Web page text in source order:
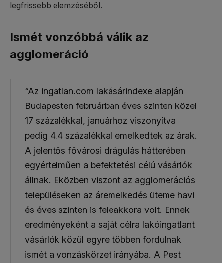
legfrissebb elemzéséből.
Ismét vonzóbbá válik az
agglomeráció
“Az ingatlan.com lakásárindexe alapján
Budapesten februárban éves szinten közel
17 százalékkal, januárhoz viszonyítva
pedig 4,4 százalékkal emelkedtek az árak.
A jelentős fővárosi drágulás hátterében
egyértelműen a befektetési célú vásárlók
állnak. Eközben viszont az agglomerációs
településeken az áremelkedés üteme havi
és éves szinten is feleakkora volt. Ennek
eredményeként a saját célra lakóingatlant
vásárlók közül egyre többen fordulnak
ismét a vonzáskörzet irányába. A Pest